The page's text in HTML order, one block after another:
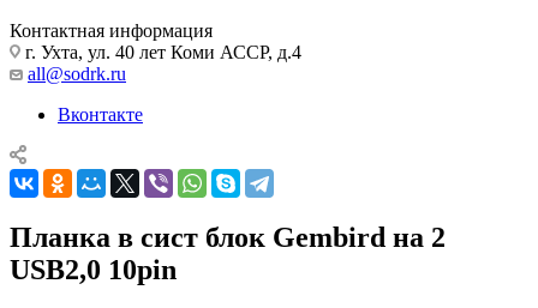
Контактная информация
г. Ухта, ул. 40 лет Коми АССР, д.4
all@sodrk.ru
Вконтакте
Планка в сист блок Gembird на 2
USB2,0 10pin